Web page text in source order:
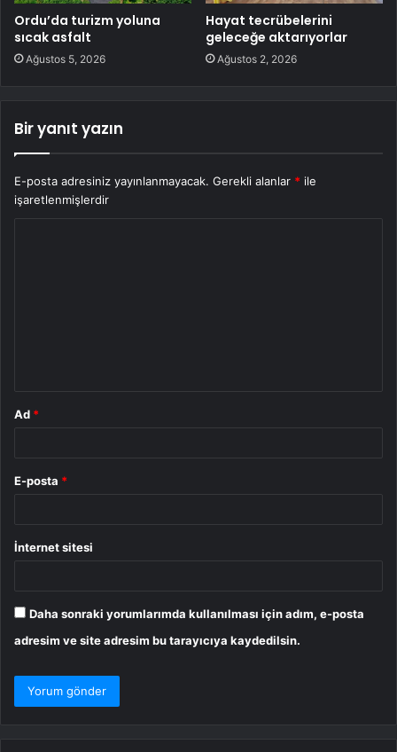
Ordu’da turizm yoluna
sıcak asfalt
Ağustos 5, 2026
Hayat tecrübelerini
geleceğe aktarıyorlar
Ağustos 2, 2026
Bir yanıt yazın
E-posta adresiniz yayınlanmayacak. Gerekli alanlar * ile
işaretlenmişlerdir
Ad *
E-posta *
İnternet sitesi
Daha sonraki yorumlarımda kullanılması için adım, e-posta
adresim ve site adresim bu tarayıcıya kaydedilsin.